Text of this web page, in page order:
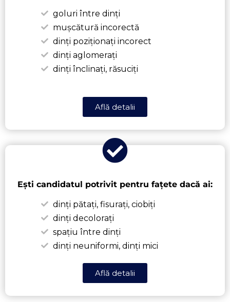
goluri între dinți
mușcătură incorectă
dinți poziționați incorect
dinți aglomerați
dinți înclinați, răsuciți
Află detalii
Ești candidatul potrivit pentru fațete dacă ai:
dinți pătați, fisurați, ciobiți
dinți decolorați
spațiu între dinți
dinți neuniformi, dinți mici
Află detalii